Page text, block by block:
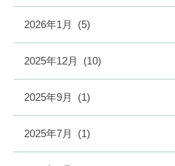
2026年1月 (5)
2025年12月 (10)
2025年9月 (1)
2025年7月 (1)